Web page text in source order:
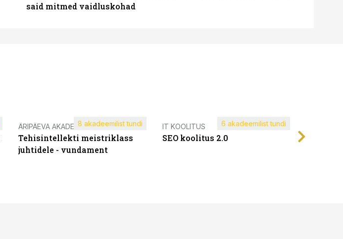
said mitmed vaidluskohad
ÄRIPÄEVA AKADEEMIA
Tehisintellekti meistriklass
juhtidele - vundament
8 akadeemilist tundi IT KOOLITUS
SEO koolitus 2.0
6 akadeemilist tundi